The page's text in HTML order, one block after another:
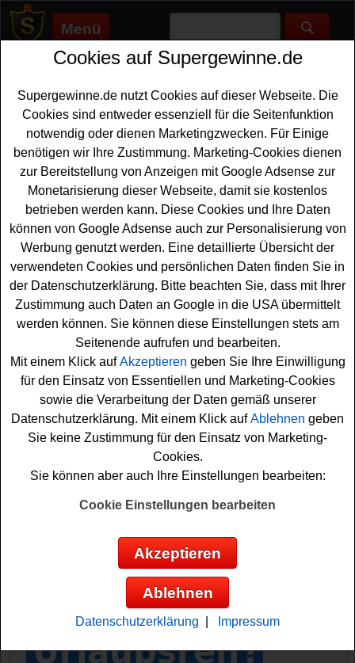
Menü
Supergewinne.de>Gewinnspiele>Technik Gewinnspiele>
Anzeige:
Anzeige:
Lecker.de Gewinnspiel - Tastatur
und Maus gewinnen
Ein kostenloses Lecker.de Gewinnspiel für alle, die gern
eine tolle Mausund Tastatur gewinnen möchten. Bei
diesem Lecker.de Gewinnspiel kann mit etwas Glück ein
Set aus der Wave Keys Tastatur und der Lift Maus in
Weiß im Wert von ca. 130 Euro Ihr neues Büro-
Accessoire werden. Fünf Sets werden davon insgesamt
Falls Sie bei dem Lecker.de Gewinnspiel kostenlos
teilnehmen möchten, füllen Sie einfach kurz das
Teilnahmeformular im Artikel aus und schon sind Sie
gratis mit dabei. Viel Glück bei diesem Lecker.de
Lecker.de verlost 5x Sets mit Tastatur und
Anzeige:
Cookies auf Supergewinne.de
Supergewinne.de nutzt Cookies auf dieser Webseite. Die
Cookies sind entweder essenziell für die Seitenfunktion
notwendig oder dienen Marketingzwecken. Für Einige
benötigen wir Ihre Zustimmung. Marketing-Cookies dienen
zur Bereitstellung von Anzeigen mit Google Adsense zur
Monetarisierung dieser Webseite, damit sie kostenlos
betrieben werden kann. Diese Cookies und Ihre Daten
können von Google Adsense auch zur Personalisierung von
Werbung genutzt werden. Eine detaillierte Übersicht der
verwendeten Cookies und persönlichen Daten finden Sie in
der Datenschutzerklärung. Bitte beachten Sie, dass mit Ihrer
Zustimmung auch Daten an Google in die USA übermittelt
werden können. Sie können diese Einstellungen stets am
Seitenende aufrufen und bearbeiten.
Mit einem Klick aufAkzeptieren geben Sie Ihre Einwilligung
für den Einsatz von Essentiellen und Marketing-Cookies
sowie die Verarbeitung der Daten gemäß unserer
Datenschutzerklärung. Mit einem Klick aufAblehnen geben
Sie keine Zustimmung für den Einsatz von Marketing-
Cookies.
Sie können aber auch Ihre Einstellungen bearbeiten:
Cookie Einstellungen bearbeiten
Akzeptieren
Ablehnen
Datenschutzerklärung Impressum